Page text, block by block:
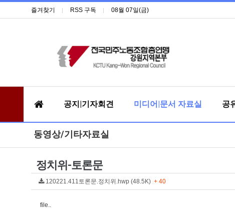
즐겨찾기 RSS 구독 08월 07일(금)
공지|기자회견 미디어|문서 자료실 공
동영상/기타자료실
정치위-토론문
120221.411토론문.정치위.hwp (48.5K) + 40
file..